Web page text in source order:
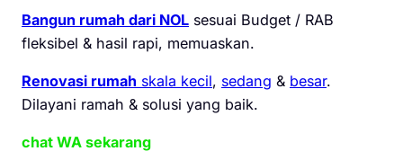
Bangun rumah dari NOL sesuai Budget / RAB
fleksibel & hasil rapi, memuaskan.
Renovasi rumah skala kecil, sedang & besar.
Dilayani ramah & solusi yang baik.
chat WA sekarang